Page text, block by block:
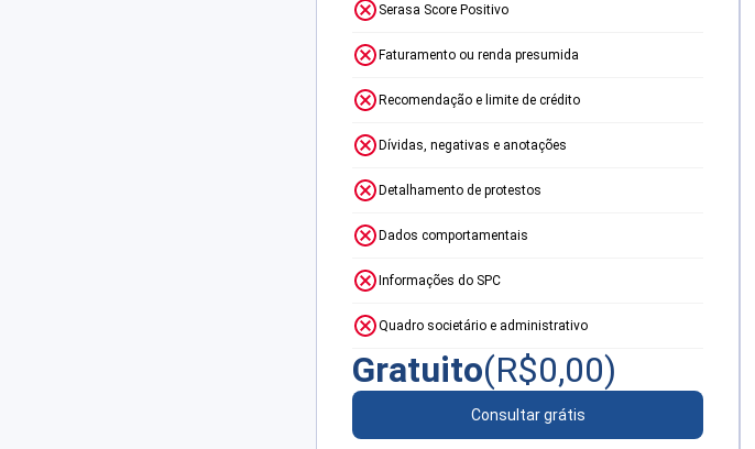
Serasa Score Positivo
Faturamento ou renda presumida
Recomendação e limite de crédito
Dívidas, negativas e anotações
Detalhamento de protestos
Dados comportamentais
Informações do SPC
Quadro societário e administrativo
Gratuito(R$0,00)
Consultar grátis